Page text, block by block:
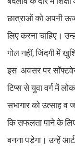
छात्राओं को अपनी
लिए करना चाहिए।
गोल नहीं, जिंदगी में
इस अवसर पर
टिप्स से युवा वर्ग में
सभागार को उत्साह व
कि सफलता पाने के
बनना पड़ेगा। उन्हें